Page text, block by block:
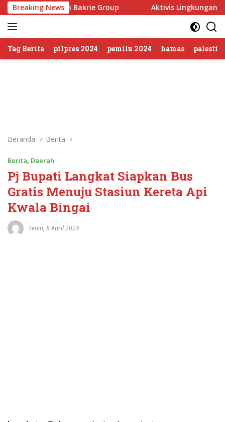
Langsung
ke
konten
Breaking News
Peran Bakrie Group Aktivis Lingkungan: Mafia
Tag Berita pilpres 2024 pemilu 2024 hamas
Beranda Berita
Berita, Daerah
Pj Bupati Langkat Siapkan Bus
Gratis Menuju Stasiun Kereta Api
Kwala Bingai
Senin, 8 April 2024